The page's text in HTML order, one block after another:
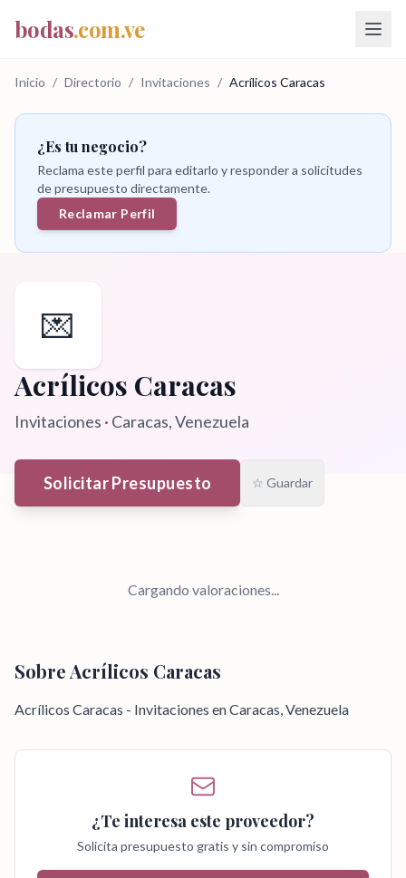
bodas.com.ve
Inicio / Directorio / Invitaciones / Acrílicos Caracas
¿Es tu negocio?
Reclama este perfil para editarlo y responder a solicitudes
de presupuesto directamente.
Reclamar Perfil
💌
Acrílicos Caracas
Invitaciones · Caracas, Venezuela
Solicitar Presupuesto ☆ Guardar
Cargando valoraciones...
SobreAcrílicos Caracas
Acrílicos Caracas - Invitaciones en Caracas, Venezuela
¿Te interesa este proveedor?
Solicita presupuesto gratis y sin compromiso